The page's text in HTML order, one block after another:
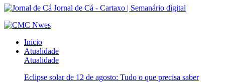
Jornal de Cá - Cartaxo | Semanário digital
Início
Atualidade
Atualidade
Eclipse solar de 12 de agosto: Tudo o que precisa saber